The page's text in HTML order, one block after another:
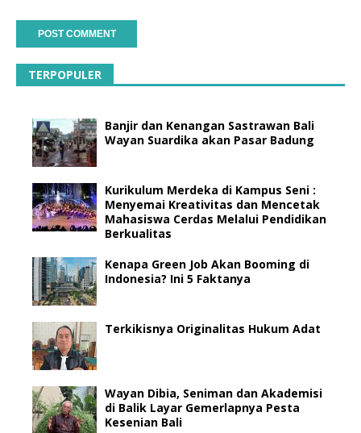
TERPOPULER
Banjir dan Kenangan Sastrawan Bali
Wayan Suardika akan Pasar Badung
Kurikulum Merdeka di Kampus Seni :
Menyemai Kreativitas dan Mencetak
Mahasiswa Cerdas Melalui Pendidikan
Berkualitas
Kenapa Green Job Akan Booming di
Indonesia? Ini 5 Faktanya
Terkikisnya Originalitas Hukum Adat
Wayan Dibia, Seniman dan Akademisi
di Balik Layar Gemerlapnya Pesta
Kesenian Bali